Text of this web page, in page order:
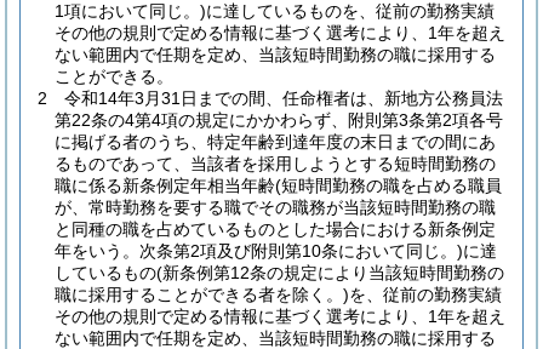
1項において同じ。)に達しているものを、従前の勤務実績
その他の規則で定める情報に基づく選考により、1年を超え
ない範囲内で任期を定め、当該短時間勤務の職に採用する
ことができる。
2
令和14年3月31日までの間、任命権者は、新地方公務員法
第22条の4第4項の規定にかかわらず、附則第3条第2項各号
に掲げる者のうち、特定年齢到達年度の末日までの間にあ
るものであって、当該者を採用しようとする短時間勤務の
職に係る新条例定年相当年齢(短時間勤務の職を占める職員
が、常時勤務を要する職でその職務が当該短時間勤務の職
と同種の職を占めているものとした場合における新条例定
年をいう。次条第2項及び附則第10条において同じ。)に達
しているもの(新条例第12条の規定により当該短時間勤務の
職に採用することができる者を除く。)を、従前の勤務実績
その他の規則で定める情報に基づく選考により、1年を超え
ない範囲内で任期を定め、当該短時間勤務の職に採用する